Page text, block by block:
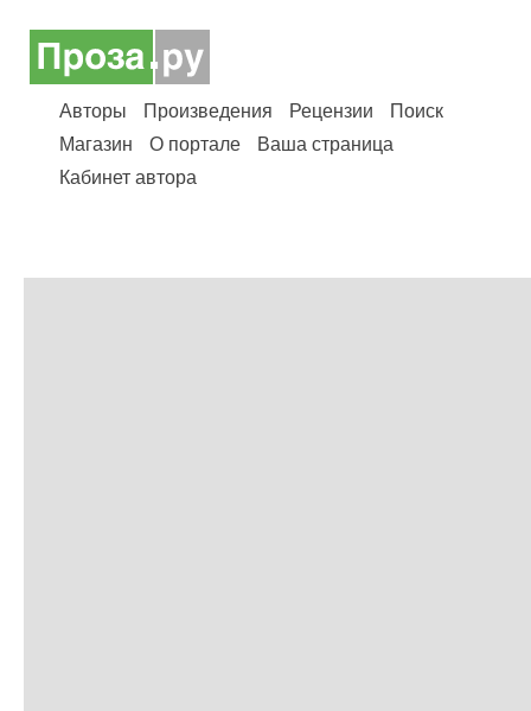
Авторы Произведения Рецензии
Поиск
Магазин
О портале
Ваша страница
Кабинет автора